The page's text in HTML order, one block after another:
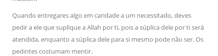
Quando entregares algo em caridade a um necessitado, deves
pedir a ele que suplique a Allah por ti, pois a súplica dele por ti será
atendida, enquanto a súplica dele para si mesmo pode não ser. Os
pedintes costumam mentir.